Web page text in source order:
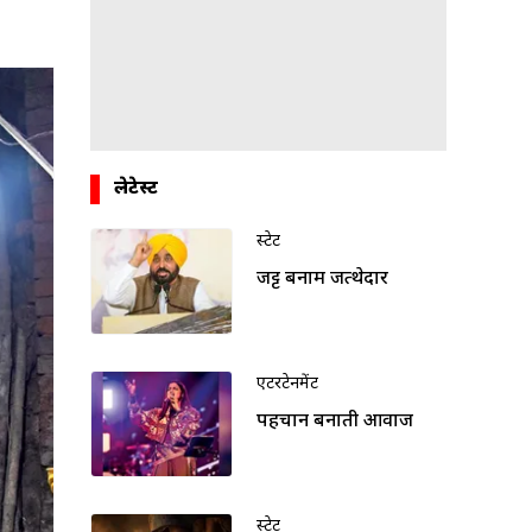
लेटेस्ट
स्टेट
जट्ट बनाम जत्थेदार
एंटरटेनमेंट
पहचान बनाती आवाज
स्टेट